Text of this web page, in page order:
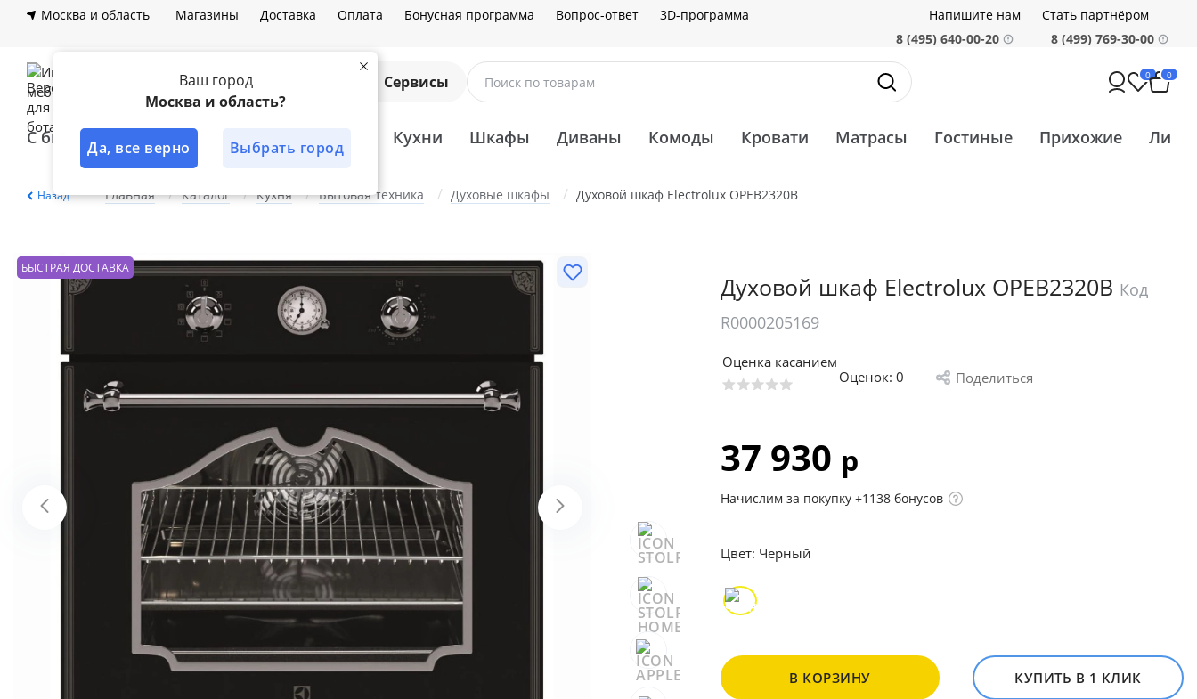
Ваш город
Москва и область?
Да, все верно Выбрать город
Москва и область Магазины Доставка Оплата Бонусная программа Вопрос-ответ 3D-программа Напишите нам
Стать партнёром
8 (495) 640-00-20
8 (499) 769-30-00
Сервисы Поиск по товарам 0 0
С быстрой доставкой Лучшее решение Кухни Шкафы Диваны Комоды Кровати Матрасы Гостиные Прихожие
Назад Главная Каталог Кухня Бытовая техника Духовые шкафы Духовой шкаф Electrolux OPEB2320B
БЫСТРАЯ ДОСТАВКА
Духовой шкаф Electrolux OPEB2320B Код
R0000205169
Оценка касанием
Оценок: 0 Поделиться
37 930 р
Начислим за покупку +1138 бонусов
Цвет: Черный
В КОРЗИНУ КУПИТЬ В 1 КЛИК